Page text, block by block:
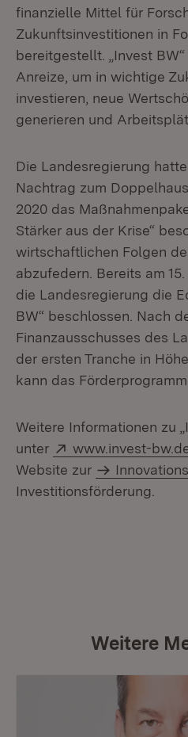
finanzielle Mittel für
Zukunftsinvestitionen in
bereitgestellt. „Invest
Anreize, um in wichtige
investieren, neue
generieren und
Die Landesregierung
Nachtrag zum
2020 das
Stärker aus der Krise“
wirtschaftlichen Folgen
abzufedern. Bereits am
die Landesregierung die
BW“ beschlossen. Nach
Finanzausschusses des
der ersten Tranche in
kann das
Weitere Informationen zu
unter
Extern:
www.invest-
Website zur
Investitionsförderung.
Weitere